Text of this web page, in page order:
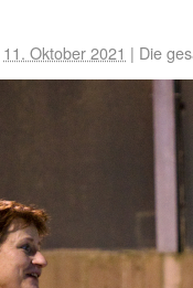
11. Oktober 2021 | Die